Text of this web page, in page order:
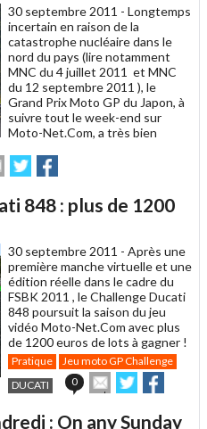
30 septembre 2011 - Longtemps
incertain en raison de la
catastrophe nucléaire dans le
nord du pays (lire notamment
MNC du 4 juillet 2011 et MNC
du 12 septembre 2011 ), le
Grand Prix Moto GP du Japon, à
suivre tout le week-end sur
Moto-Net.Com, a très bien
EnvoyerPartager
sur sur
848 : plus de 1200
30 septembre 2011 - Après une
première manche virtuelle et une
édition réelle dans le cadre du
FSBK 2011 , le Challenge Ducati
848 poursuit la saison du jeu
vidéo Moto-Net.Com avec plus
de 1200 euros de lots à gagner !
Pratique
Jeu moto GP Challenge
DUCATI
0
Envoyer
cet
à
Partager
sur sur
: On any Sunday